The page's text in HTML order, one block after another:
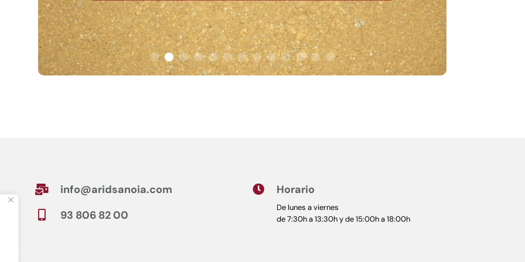
 info@aridsanoia.com
 93 806 82 00
 Horario
De lunes a viernes
de 7:30h a 13:30h y de 15:00h a 18:00h